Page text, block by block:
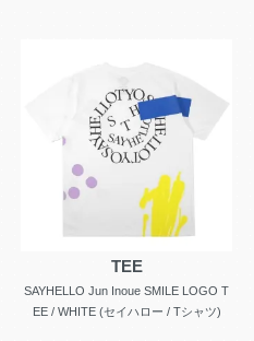
TEE
SAYHELLO Jun Inoue SMILE LOGO T
EE / WHITE (セイハロー / Tシャツ)